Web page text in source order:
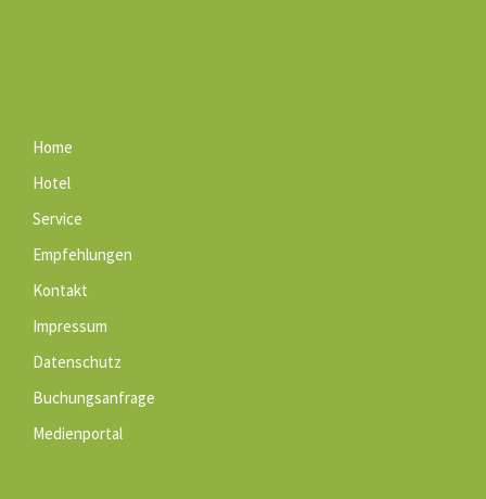
Home
Hotel
Service
Empfehlungen
Kontakt
Impressum
Datenschutz
Buchungsanfrage
Medienportal